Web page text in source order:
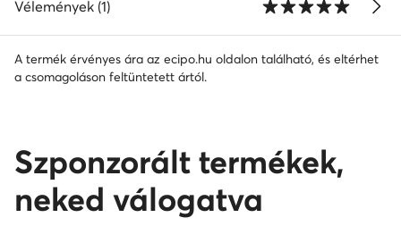
Vélemények (1)
A termék érvényes ára az ecipo.hu oldalon található, és eltérhet
a csomagoláson feltüntetett ártól.
Szponzorált termékek,
neked válogatva